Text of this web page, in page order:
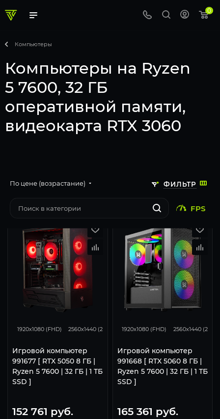
0
Компьютеры
Компьютеры на Ryzen
5 7600, 32 ГБ
оперативной памяти,
видеокарта RTX 3060
ФИЛЬТР
По цене (возрастание)
FPS
1920x1080 (FHD) 2560x1440 (2K) 3840x2160 (4K)
Игровой компьютер
991677 [ RTX 5050 8 ГБ |
Ryzen 5 7600 | 32 ГБ | 1 ТБ
SSD ]
152 761 руб.
1920x1080 (FHD) 2560x1440 (2K)
Игровой компьютер
991668 [ RTX 5060 8 ГБ |
Ryzen 5 7600 | 32 ГБ | 1 ТБ
SSD ]
165 361 руб.